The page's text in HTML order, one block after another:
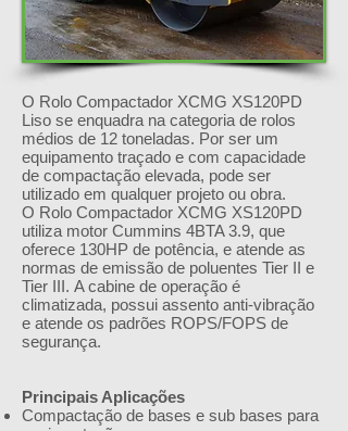
O Rolo Compactador XCMG XS120PD
Liso se enquadra na categoria de rolos
médios de 12 toneladas. Por ser um
equipamento traçado e com capacidade
de compactação elevada, pode ser
utilizado em qualquer projeto ou obra.
O Rolo Compactador XCMG XS120PD
utiliza motor Cummins 4BTA 3.9, que
oferece 130HP de potência, e atende as
normas de emissão de poluentes Tier II e
Tier III. A cabine de operação é
climatizada, possui assento anti-vibração
e atende os padrões ROPS/FOPS de
segurança.
Principais Aplicações
Compactação de bases e sub bases para